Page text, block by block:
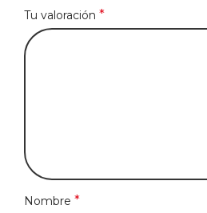
Tu valoración *
Nombre *